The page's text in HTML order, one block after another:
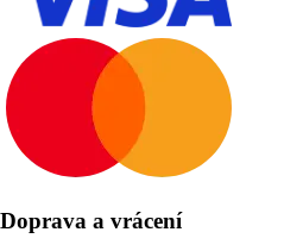
Doprava a vrácení